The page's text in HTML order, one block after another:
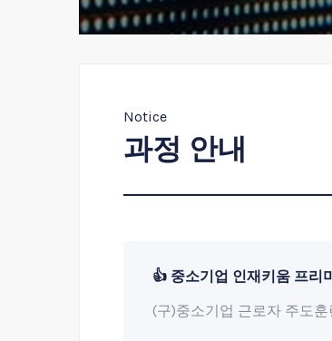
Notice
과정 안내
👍 중소기업 인재키움 프리
(구)중소기업 근로자 주도훈